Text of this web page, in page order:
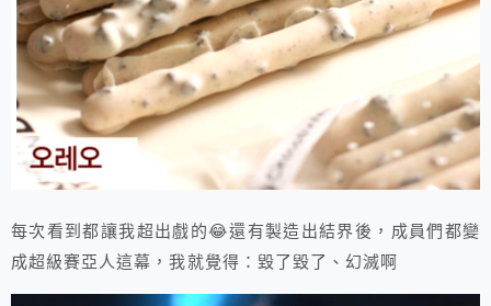
每次看到都讓我超出戲的😂還有製造出結界後，成員們都變
成超級賽亞人這幕，我就覺得：毀了毀了、幻滅啊